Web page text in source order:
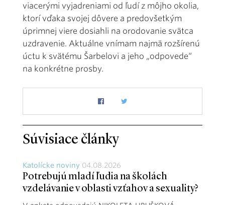
viacerými vyjadreniami od ľudí z môjho okolia,
ktorí vďaka svojej dôvere a predovšetkým
úprimnej viere dosiahli na orodovanie svätca
uzdravenie. Aktuálne vnímam najmä rozšírenú
úctu k svätému Šarbelovi a jeho „odpovede“
na konkrétne prosby.
Súvisiace články
Katolícke noviny 04.08.2026
Potrebujú mladí ľudia na školách
vzdelávanie v oblasti vzťahov a sexuality?